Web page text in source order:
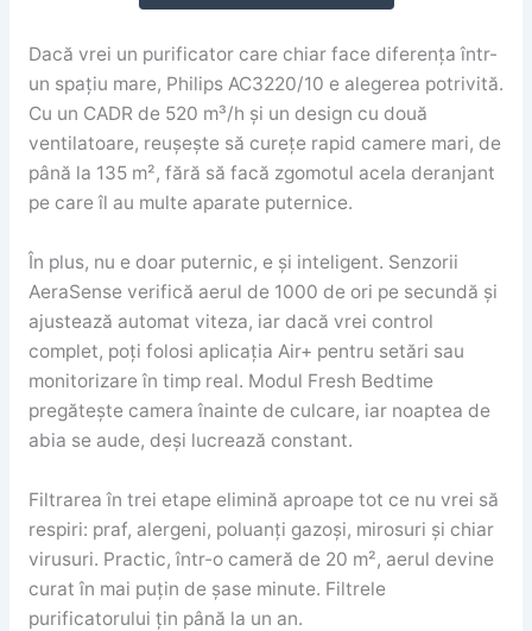
Dacă vrei un purificator care chiar face diferența într-
un spațiu mare, Philips AC3220/10 e alegerea potrivită.
Cu un CADR de 520 m³/h și un design cu două
ventilatoare, reușește să curețe rapid camere mari, de
până la 135 m², fără să facă zgomotul acela deranjant
pe care îl au multe aparate puternice.
În plus, nu e doar puternic, e și inteligent. Senzorii
AeraSense verifică aerul de 1000 de ori pe secundă și
ajustează automat viteza, iar dacă vrei control
complet, poți folosi aplicația Air+ pentru setări sau
monitorizare în timp real. Modul Fresh Bedtime
pregătește camera înainte de culcare, iar noaptea de
abia se aude, deși lucrează constant.
Filtrarea în trei etape elimină aproape tot ce nu vrei să
respiri: praf, alergeni, poluanți gazoși, mirosuri și chiar
virusuri. Practic, într-o cameră de 20 m², aerul devine
curat în mai puțin de șase minute. Filtrele
purificatorului țin până la un an.